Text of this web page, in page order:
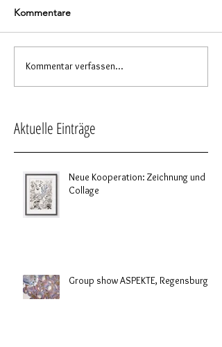
Kommentare
Kommentar verfassen...
Aktuelle Einträge
Neue Kooperation: Zeichnung und
Collage
Group show ASPEKTE, Regensburg